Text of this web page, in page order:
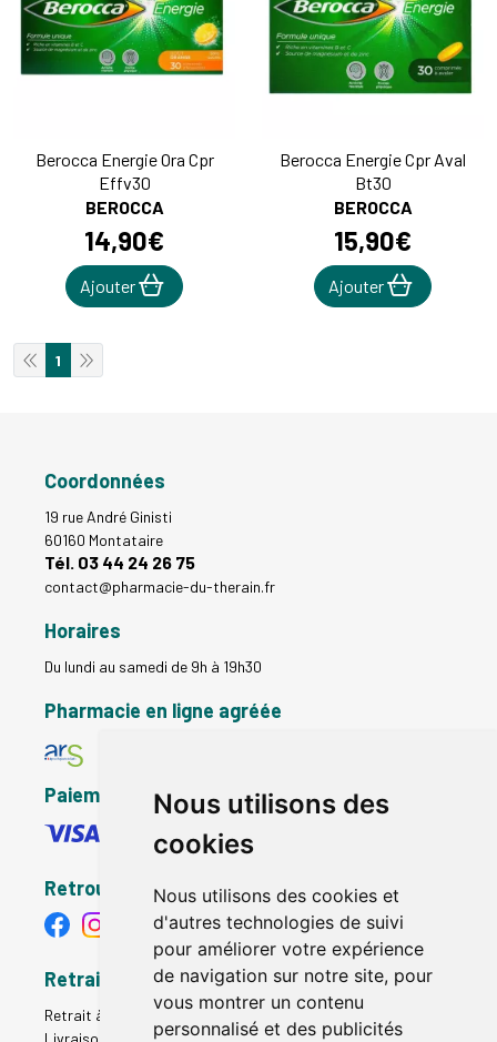
Nous utilisons des
cookies
Nous utilisons des cookies et
d'autres technologies de suivi
pour améliorer votre expérience
de navigation sur notre site, pour
vous montrer un contenu
personnalisé et des publicités
Berocca Energie Ora Cpr
Effv30
BEROCCA
14,90€
Ajouter
Berocca Energie Cpr Aval
Bt30
BEROCCA
15,90€
Ajouter
1
Coordonnées
19 rue André Ginisti
60160 Montataire
Tél. 03 44 24 26 75
contact@pharmacie-du-therain.fr
Horaires
Du lundi au samedi de 9h à 19h30
Pharmacie en ligne agréée
Paiement sécurisé
Retrouvez-nous
Retrait - Livraison
Retrait à la pharmacie - Click & Collect